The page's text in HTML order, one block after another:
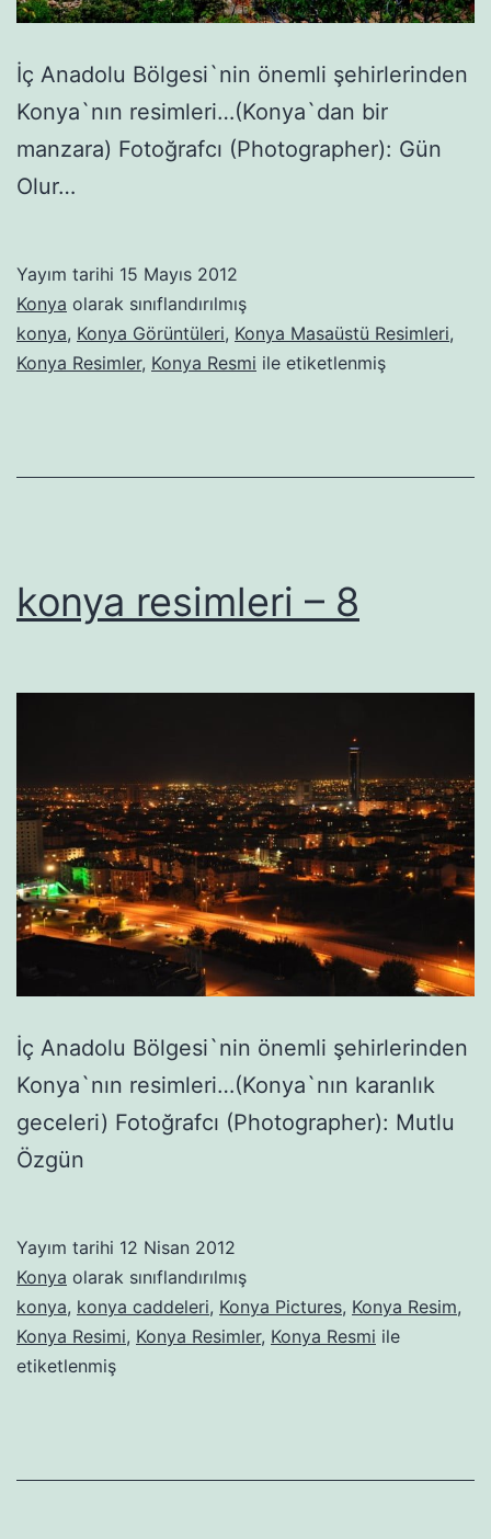
İç Anadolu Bölgesi`nin önemli şehirlerinden
Konya`nın resimleri…(Konya`dan bir
manzara) Fotoğrafcı (Photographer): Gün
Olur…
Yayım tarihi 15 Mayıs 2012
Konya olarak sınıflandırılmış
konya, Konya Görüntüleri, Konya Masaüstü Resimleri,
Konya Resimler, Konya Resmi ile etiketlenmiş
konya resimleri – 8
İç Anadolu Bölgesi`nin önemli şehirlerinden
Konya`nın resimleri…(Konya`nın karanlık
geceleri) Fotoğrafcı (Photographer): Mutlu
Özgün
Yayım tarihi 12 Nisan 2012
Konya olarak sınıflandırılmış
konya, konya caddeleri, Konya Pictures, Konya Resim,
Konya Resimi, Konya Resimler, Konya Resmi ile
etiketlenmiş